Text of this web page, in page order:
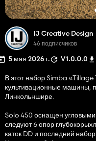
IJ Creative Design
46 подписчиков
5 мая 2026 г. V1.0.0.0
В этот набор Simba «Tillage
культивационные машины,
Линкольншире.
Solo 450 оснащен угловыми
следуют 6 опор
каток DD и последний